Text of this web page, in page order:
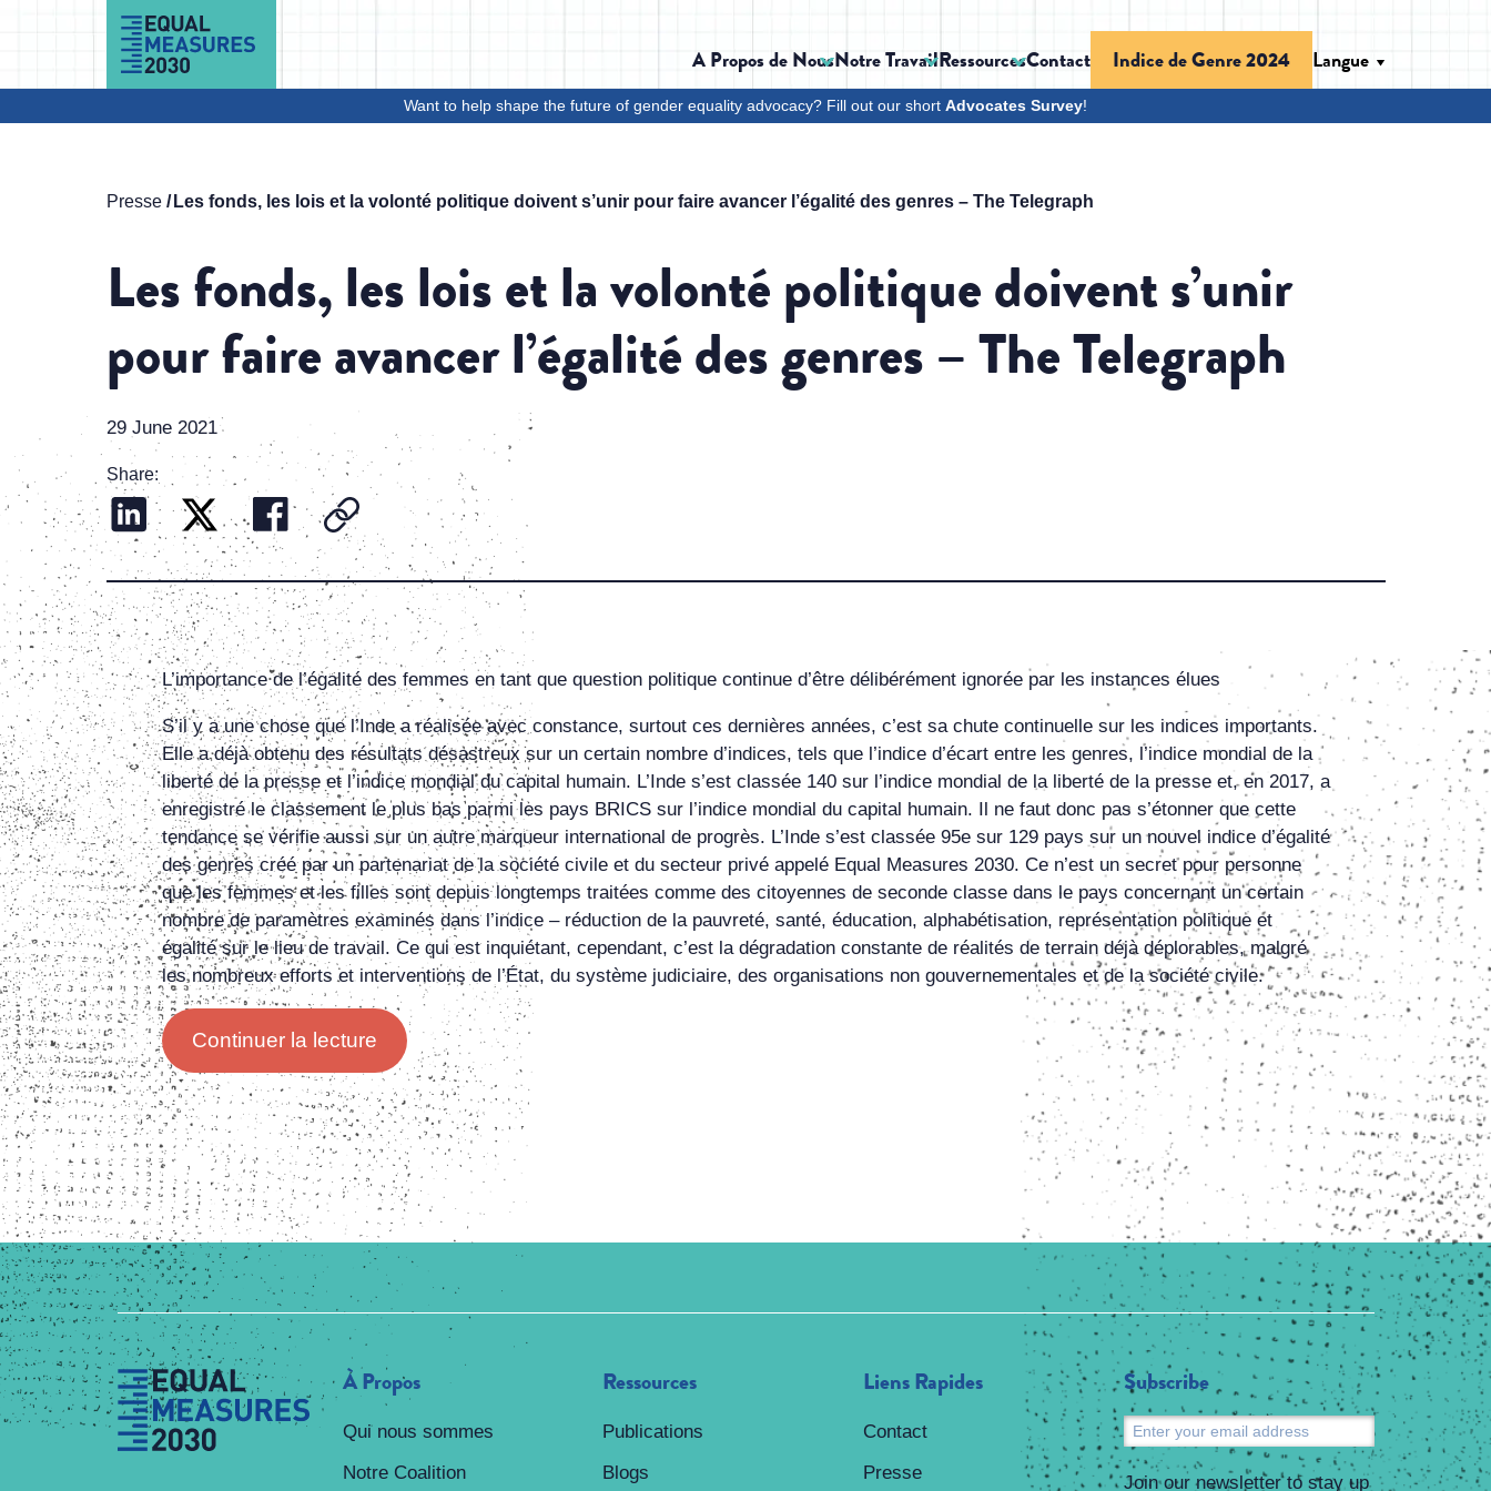
Skip to Content
A Propos de NousNotre TravailRessourcesContact Indice de Genre 2024 Langue
Want to help shape the future of gender equality advocacy? Fill out our short Advocates Survey!
Presse Les fonds, les lois et la volonté politique doivent s’unir pour faire avancer l’égalité des genres – The Telegraph
Les fonds, les lois et la volonté politique doivent s’unir
pour faire avancer l’égalité des genres – The Telegraph
29 June 2021
Share:
L’importance de l’égalité des femmes en tant que question politique continue d’être délibérément ignorée par les instances élues
S’il y a une chose que l’Inde a réalisée avec constance, surtout ces dernières années, c’est sa chute continuelle sur les indices importants.
Elle a déjà obtenu des résultats désastreux sur un certain nombre d’indices, tels que l’indice d’écart entre les genres, l’indice mondial de la
liberté de la presse et l’indice mondial du capital humain. L’Inde s’est classée 140 sur l’indice mondial de la liberté de la presse et, en 2017, a
enregistré le classement le plus bas parmi les pays BRICS sur l’indice mondial du capital humain. Il ne faut donc pas s’étonner que cette
tendance se vérifie aussi sur un autre marqueur international de progrès. L’Inde s’est classée 95e sur 129 pays sur un nouvel indice d’égalité
des genres créé par un partenariat de la société civile et du secteur privé appelé Equal Measures 2030. Ce n’est un secret pour personne
que les femmes et les filles sont depuis longtemps traitées comme des citoyennes de seconde classe dans le pays concernant un certain
nombre de paramètres examinés dans l’indice – réduction de la pauvreté, santé, éducation, alphabétisation, représentation politique et
égalité sur le lieu de travail. Ce qui est inquiétant, cependant, c’est la dégradation constante de réalités de terrain déjà déplorables, malgré
les nombreux efforts et interventions de l’État, du système judiciaire, des organisations non gouvernementales et de la société civile.
Continuer la lecture
À Propos
Qui nous sommes
Notre Coalition
Ressources
Publications
Blogs
Liens Rapides
Contact
Presse
Subscribe
Submit
Join our newsletter to stay up